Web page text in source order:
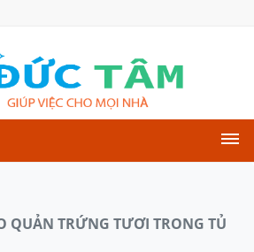
QUẢN TRỨNG TƯƠI TRONG TỦ